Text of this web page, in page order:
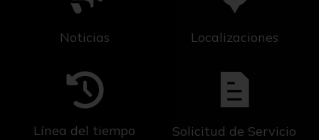
Noticias Localizaciones
Línea del tiempo Solicitud de Servicio